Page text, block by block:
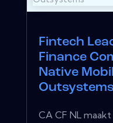
Fintech
Finance
Native
CA CF NL